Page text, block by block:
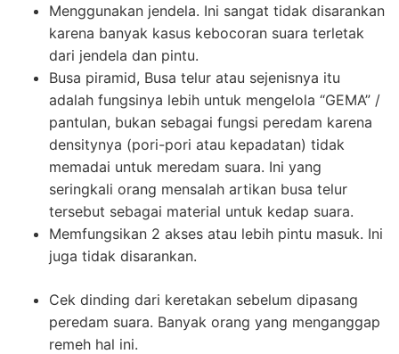
Menggunakan jendela. Ini sangat tidak disarankan
karena banyak kasus kebocoran suara terletak
dari jendela dan pintu.
Busa piramid, Busa telur atau sejenisnya itu
adalah fungsinya lebih untuk mengelola “GEMA” /
pantulan, bukan sebagai fungsi peredam karena
densitynya (pori-pori atau kepadatan) tidak
memadai untuk meredam suara. Ini yang
seringkali orang mensalah artikan busa telur
tersebut sebagai material untuk kedap suara.
Memfungsikan 2 akses atau lebih pintu masuk. Ini
juga tidak disarankan.
Cek dinding dari keretakan sebelum dipasang
peredam suara. Banyak orang yang menganggap
remeh hal ini.